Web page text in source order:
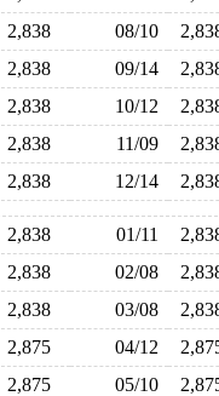
2,838 08/10
2,838 09/14
2,838 10/12
2,838 11/09
2,838 12/14
2,838 01/11
2,838 02/08
2,838 03/08
2,875 04/12
2,875 05/10